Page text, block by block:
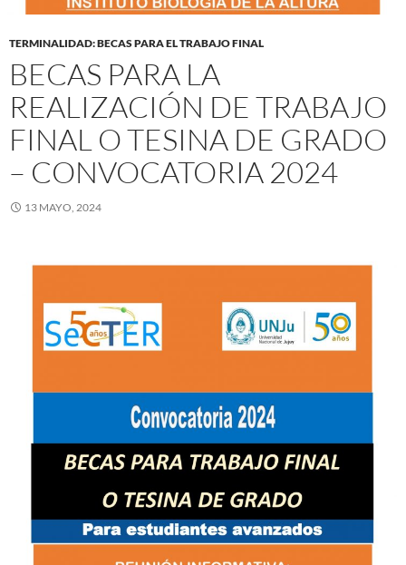
TERMINALIDAD: BECAS PARA EL TRABAJO FINAL
BECAS PARA LA
REALIZACIÓN DE TRABAJO
FINAL O TESINA DE GRADO
– CONVOCATORIA 2024
13 MAYO, 2024